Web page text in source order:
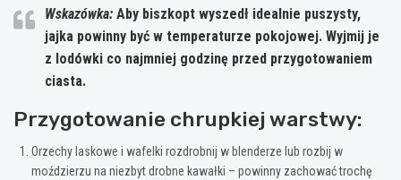
Wskazówka: Aby biszkopt wyszedł idealnie puszysty,
jajka powinny być w temperaturze pokojowej. Wyjmij je
z lodówki co najmniej godzinę przed przygotowaniem
ciasta.
Przygotowanie chrupkiej warstwy:
Orzechy laskowe i wafelki rozdrobnij w blenderze lub rozbij w
moździerzu na niezbyt drobne kawałki – powinny zachować trochę